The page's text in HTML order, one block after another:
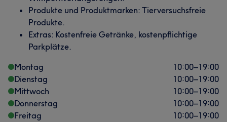
Produkte und Produktmarken: Tierversuchsfreie
Produkte.
Extras: Kostenfreie Getränke, kostenpflichtige
Parkplätze.
Montag
10:00–19:00
Dienstag
10:00–19:00
Mittwoch
10:00–19:00
Donnerstag
10:00–19:00
Freitag
10:00–19:00